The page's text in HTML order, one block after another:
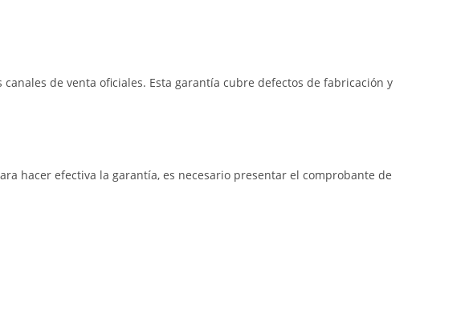
de venta oficiales. Esta garantía cubre defectos de fabricación y
hacer efectiva la garantía, es necesario presentar el comprobante de